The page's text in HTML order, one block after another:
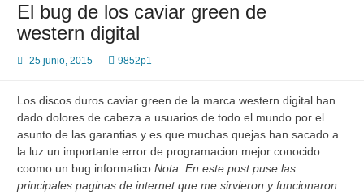
El bug de los caviar green de
western digital
25 junio, 2015 9852p1
Los discos duros caviar green de la marca western digital han
dado dolores de cabeza a usuarios de todo el mundo por el
asunto de las garantias y es que muchas quejas han sacado a
la luz un importante error de programacion mejor conocido
coomo un bug informatico.Nota: En este post puse las
principales paginas de internet que me sirvieron y funcionaron